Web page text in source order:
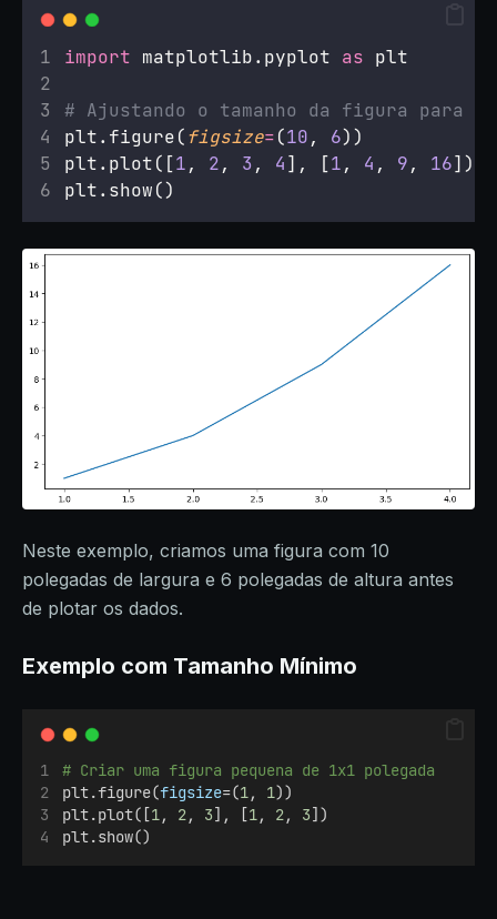
import matplotlib.pyplot as plt
# Ajustando o tamanho da figura para
plt.figure(figsize=(10, 6))
plt.plot([1, 2, 3, 4], [1, 4 , 9, 16])
plt.show()
Neste exemplo, criamos uma figura com 10
polegadas de largura e 6 polegadas de altura antes
de plotar os dados.
Exemplo com Tamanho Mínimo
# Criar uma figura pequena de 1x1 polegada
plt.figure(figsize=(1, 1))
plt.plot([1, 2, 3], [1, 2, 3])
plt.show()